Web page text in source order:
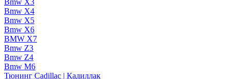
Bmw X3
Bmw X4
Bmw X5
Bmw X6
BMW X7
Bmw Z3
Bmw Z4
Bmw М6
Тюнинг Cadillac | Кадиллак